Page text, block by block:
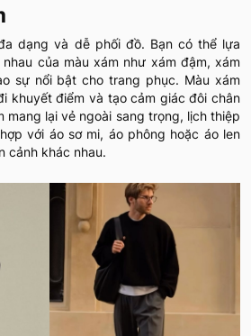
dạng và dễ phối đồ. Bạn có thể lựa
của màu xám như xám đậm, xám
sự nổi bật cho trang phục. Màu xám
khuyết điểm và tạo cảm giác đôi chân
mang lại vẻ ngoài sang trọng, lịch thiệp
với áo sơ mi, áo phông hoặc áo len
cảnh khác nhau.